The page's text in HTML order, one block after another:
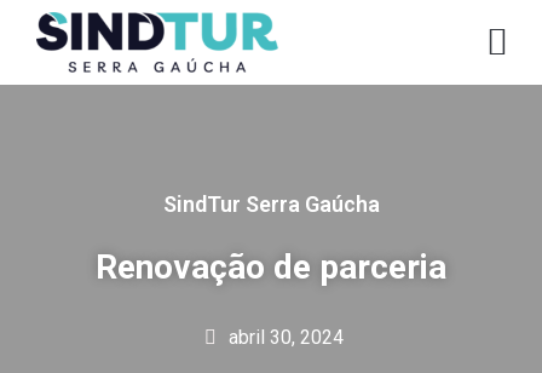
SindTur Serra Gaúcha
Renovação de parceria
abril 30, 2024